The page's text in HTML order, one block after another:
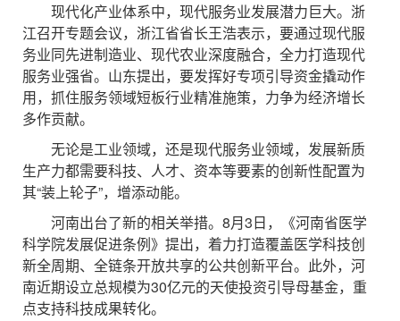
现代化产业体系中，现代服务业发展潜力巨大。浙
江召开专题会议，浙江省省长王浩表示，要通过现代服
务业同先进制造业、现代农业深度融合，全力打造现代
服务业强省。山东提出，要发挥好专项引导资金撬动作
用，抓住服务领域短板行业精准施策，力争为经济增长
多作贡献。
无论是工业领域，还是现代服务业领域，发展新质
生产力都需要科技、人才、资本等要素的创新性配置为
其“装上轮子”，增添动能。
河南出台了新的相关举措。8月3日，《河南省医学
科学院发展促进条例》提出，着力打造覆盖医学科技创
新全周期、全链条开放共享的公共创新平台。此外，河
南近期设立总规模为30亿元的天使投资引导母基金，重
点支持科技成果转化。